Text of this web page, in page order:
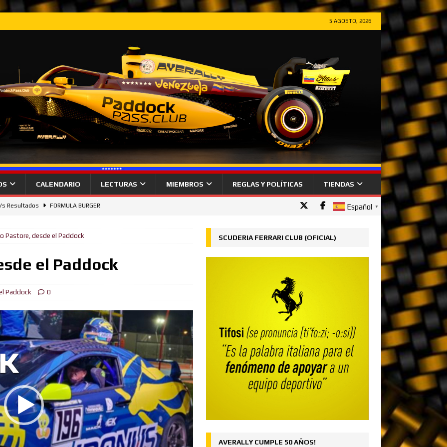
5 AGOSTO, 2026
CALENDARIO LECTURAS MIEMBROS REGLAS Y POLÍTICAS TIENDAS
Resultados FORMULA BURGER
FORMULA BURGER
FORMULA BURGER
la victoria en Silverstone, Russell 2do, Hamilton 3ro. NOTICIAS
FORMULA BURGER
desde la Pole el Gran Premio de Austria NOTICIAS
(Y y Z) FORMULA BURGER
Español ▼
Pastore, desde el Paddock
el Paddock
Paddock 0
SCUDERIA FERRARI CLUB (OFICIAL)
AVERALLY CUMPLE 50 AÑOS!